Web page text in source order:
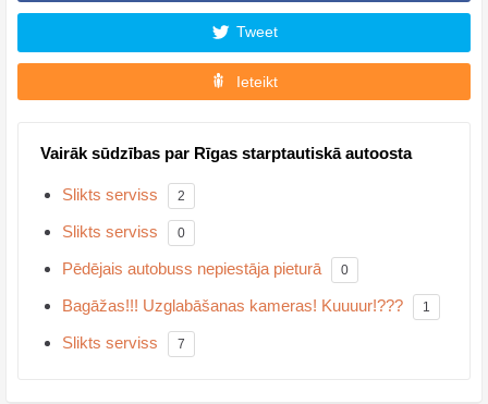
Tweet
Ieteikt
Vairāk sūdzības par Rīgas starptautiskā autoosta
Slikts serviss 2
Slikts serviss 0
Pēdējais autobuss nepiestāja pieturā 0
Bagāžas!!! Uzglabāšanas kameras! Kuuuur!??? 1
Slikts serviss 7